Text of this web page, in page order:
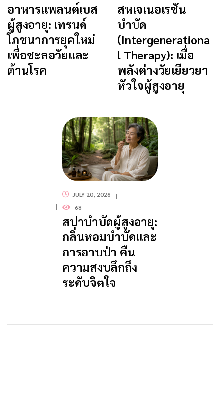
อาหารแพลนต์เบส
ผู้สูงอายุ: เทรนด์
โภชนาการยุคใหม่
เพื่อชะลอวัยและ
ต้านโรค
สหเจเนอเรชัน
บำบัด
(Intergenerationa
l Therapy): เมื่อ
พลังต่างวัยเยียวยา
หัวใจผู้สูงอายุ
JULY 20, 2026
68
สปาบำบัดผู้สูงอายุ:
กลิ่นหอมบำบัดและ
การอาบป่า คืน
ความสงบลึกถึง
ระดับจิตใจ